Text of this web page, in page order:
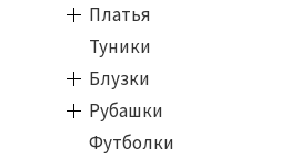
Платья
Туники
Блузки
Рубашки
Футболки